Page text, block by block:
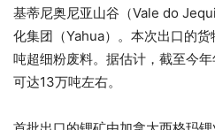
基蒂尼奥尼亚山谷（Vale do
化集团（Yahua）。本次出口的
吨超细粉废料。据估计，截至今
可达13万吨左右。